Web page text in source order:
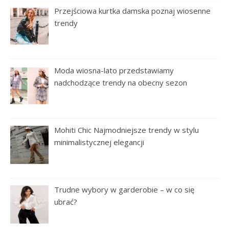
Przejściowa kurtka damska poznaj wiosenne
trendy
Moda wiosna-lato przedstawiamy
nadchodzące trendy na obecny sezon
Mohiti Chic Najmodniejsze trendy w stylu
minimalistycznej elegancji
Trudne wybory w garderobie – w co się
ubrać?